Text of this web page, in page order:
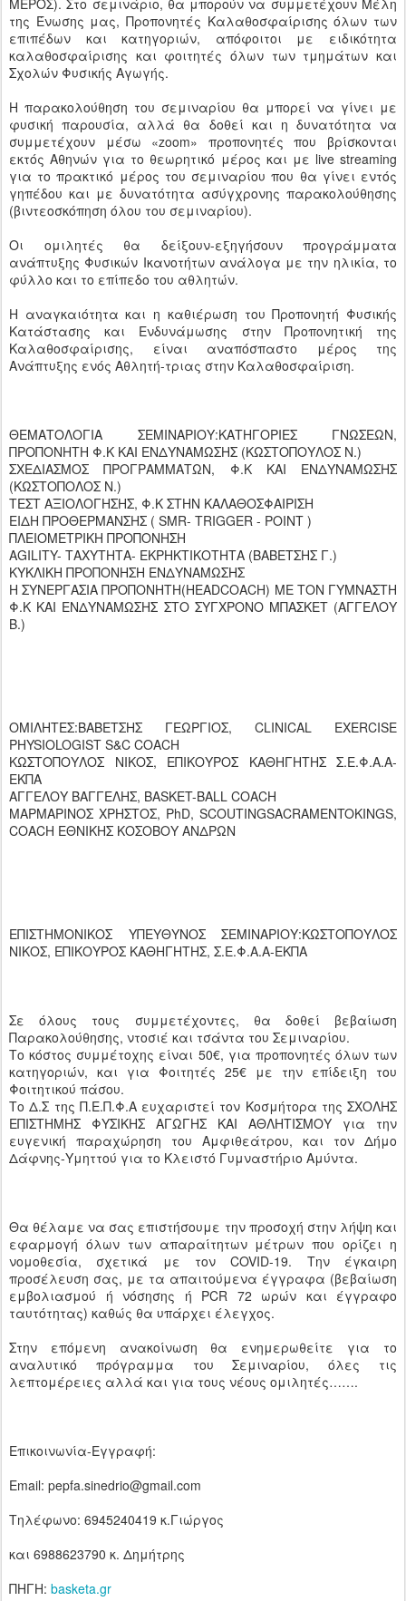
ΜΕΡΟΣ). Στο σεμινάριο, θα μπορούν να συμμετέχουν Μέλη
της Ένωσης μας, Προπονητές Καλαθοσφαίρισης όλων των
επιπέδων και κατηγοριών, απόφοιτοι με ειδικότητα
καλαθοσφαίρισης και φοιτητές όλων των τμημάτων και
Σχολών Φυσικής Αγωγής.
Η παρακολούθηση του σεμιναρίου θα μπορεί να γίνει με
φυσική παρουσία, αλλά θα δοθεί και η δυνατότητα να
συμμετέχουν μέσω «zoom» προπονητές που βρίσκονται
εκτός Αθηνών για το θεωρητικό μέρος και με live streaming
για το πρακτικό μέρος του σεμιναρίου που θα γίνει εντός
γηπέδου και με δυνατότητα ασύγχρονης παρακολούθησης
(βιντεοσκόπηση όλου του σεμιναρίου).
Οι ομιλητές θα δείξουν-εξηγήσουν προγράμματα
ανάπτυξης Φυσικών Ικανοτήτων ανάλογα με την ηλικία, το
φύλλο και το επίπεδο του αθλητών.
Η αναγκαιότητα και η καθιέρωση του Προπονητή Φυσικής
Κατάστασης και Ενδυνάμωσης στην Προπονητική της
Καλαθοσφαίρισης, είναι αναπόσπαστο μέρος της
Ανάπτυξης ενός Αθλητή-τριας στην Καλαθοσφαίριση.
ΘΕΜΑΤΟΛΟΓΙΑ ΣΕΜΙΝΑΡΙΟΥ:ΚΑΤΗΓΟΡΙΕΣ ΓΝΩΣΕΩΝ,
ΠΡΟΠΟΝΗΤΗ Φ.Κ ΚΑΙ ΕΝΔΥΝΑΜΩΣΗΣ (ΚΩΣΤΟΠΟΥΛΟΣ Ν.)
ΣΧΕΔΙΑΣΜΟΣ ΠΡΟΓΡΑΜΜΑΤΩΝ, Φ.Κ ΚΑΙ ΕΝΔΥΝΑΜΩΣΗΣ
(ΚΩΣΤΟΠΟΛΟΣ Ν.)
ΤΕΣΤ ΑΞΙΟΛΟΓΗΣΗΣ, Φ.Κ ΣΤΗΝ ΚΑΛΑΘΟΣΦΑΙΡΙΣΗ
ΕΙΔΗ ΠΡΟΘΕΡΜΑΝΣΗΣ ( SMR- TRIGGER - POINT )
ΠΛΕΙΟΜΕΤΡΙΚΗ ΠΡΟΠΟΝΗΣΗ
AGILITY- ΤΑΧΥΤΗΤΑ- ΕΚΡΗΚΤΙΚΟΤΗΤΑ (ΒΑΒΕΤΣΗΣ Γ.)
ΚΥΚΛΙΚΗ ΠΡΟΠΟΝΗΣΗ ΕΝΔΥΝΑΜΩΣΗΣ
Η ΣΥΝΕΡΓΑΣΙΑ ΠΡΟΠΟΝΗΤΗ(HEADCOACH) ΜΕ ΤΟΝ ΓΥΜΝΑΣΤΗ
Φ.Κ ΚΑΙ ΕΝΔΥΝΑΜΩΣΗΣ ΣΤΟ ΣΥΓΧΡΟΝΟ ΜΠΑΣΚΕΤ (ΑΓΓΕΛΟΥ
Β.)
ΟΜΙΛΗΤΕΣ:ΒΑΒΕΤΣΗΣ ΓΕΩΡΓΙΟΣ, CLINICAL EXERCISE
PHYSIOLOGIST S&C COACH
ΚΩΣΤΟΠΟΥΛΟΣ ΝΙΚΟΣ, ΕΠΙΚΟΥΡΟΣ ΚΑΘΗΓΗΤΗΣ Σ.Ε.Φ.Α.Α-
ΕΚΠΑ
ΑΓΓΕΛΟΥ ΒΑΓΓΕΛΗΣ, BASKET-BALL COACH
ΜΑΡΜΑΡΙΝΟΣ ΧΡΗΣΤΟΣ, PhD, SCOUTINGSACRAMENTOKINGS,
COACH ΕΘΝΙΚΗΣ ΚΟΣΟΒΟΥ ΑΝΔΡΩΝ
ΕΠΙΣΤΗΜΟΝΙΚΟΣ ΥΠΕΥΘΥΝΟΣ ΣΕΜΙΝΑΡΙΟΥ:ΚΩΣΤΟΠΟΥΛΟΣ
ΝΙΚΟΣ, ΕΠΙΚΟΥΡΟΣ ΚΑΘΗΓΗΤΗΣ, Σ.Ε.Φ.Α.Α-ΕΚΠΑ
Σε όλους τους συμμετέχοντες, θα δοθεί βεβαίωση
Παρακολούθησης, ντοσιέ και τσάντα του Σεμιναρίου.
Το κόστος συμμέτοχης είναι 50€, για προπονητές όλων των
κατηγοριών, και για Φοιτητές 25€ με την επίδειξη του
Φοιτητικού πάσου.
Το Δ.Σ της Π.Ε.Π.Φ.Α ευχαριστεί τον Κοσμήτορα της ΣΧΟΛΗΣ
ΕΠΙΣΤΗΜΗΣ ΦΥΣΙΚΗΣ ΑΓΩΓΗΣ ΚΑΙ ΑΘΛΗΤΙΣΜΟΥ για την
ευγενική παραχώρηση του Αμφιθεάτρου, και τον Δήμο
Δάφνης-Υμηττού για το Κλειστό Γυμναστήριο Αμύντα.
Θα θέλαμε να σας επιστήσουμε την προσοχή στην λήψη και
εφαρμογή όλων των απαραίτητων μέτρων που ορίζει η
νομοθεσία, σχετικά με τον COVID-19. Την έγκαιρη
προσέλευση σας, με τα απαιτούμενα έγγραφα (βεβαίωση
εμβολιασμού ή νόσησης ή PCR 72 ωρών και έγγραφο
ταυτότητας) καθώς θα υπάρχει έλεγχος.
Στην επόμενη ανακοίνωση θα ενημερωθείτε για το
αναλυτικό πρόγραμμα του Σεμιναρίου, όλες τις
λεπτομέρειες αλλά και για τους νέους ομιλητές…….
Επικοινωνία-Εγγραφή:
Email: pepfa.sinedrio@gmail.com
Τηλέφωνο: 6945240419 κ.Γιώργος
και 6988623790 κ. Δημήτρης
ΠΗΓΗ: basketa.gr